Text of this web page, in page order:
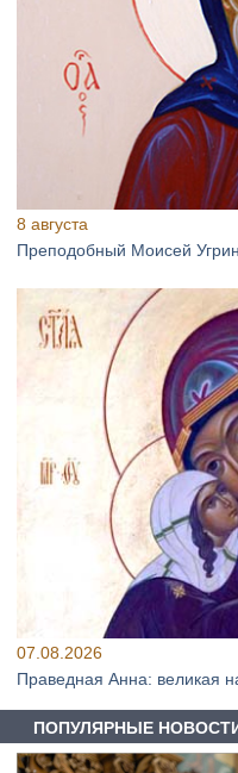
8 августа
Преподобный Моисей
07.08.2026
Праведная Анна: великая
ПОПУЛЯРНЫЕ